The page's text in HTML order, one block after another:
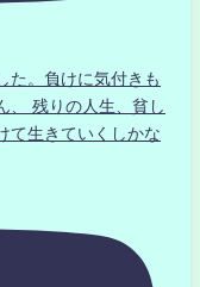
た。負けに気付きも
残りの人生、貧し
て生きていくしかな